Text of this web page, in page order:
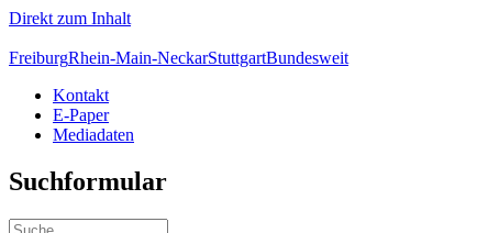
Direkt zum Inhalt
FreiburgRhein-Main-NeckarStuttgartBundesweit
Kontakt
E-Paper
Mediadaten
Suchformular